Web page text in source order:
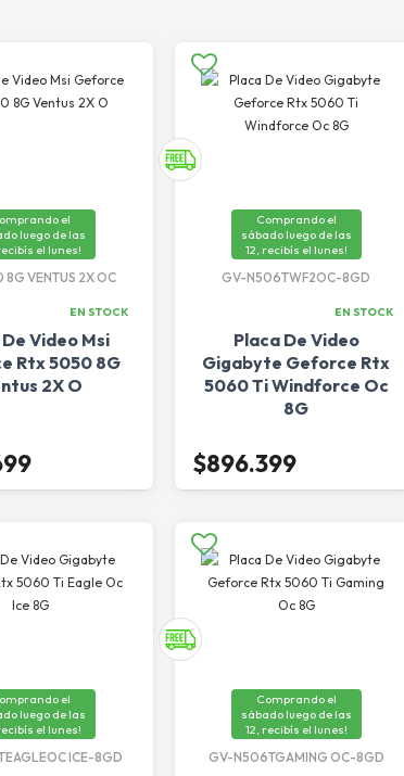
el
luego de las
el lunes!
8G VENTUS 2X OC
EN STOCK
Video Msi
Rtx 5050 8G
2X O
Comprando el
sábado luego de las
12, recibís el lunes!
GV-N506TWF2OC-8GD
EN STOCK
Placa De Video
Gigabyte Geforce Rtx
5060 Ti Windforce Oc
8G
$896.399
el
luego de las
el lunes!
ICE-8GD
Comprando el
sábado luego de las
12, recibís el lunes!
GV-N506TGAMING OC-8GD